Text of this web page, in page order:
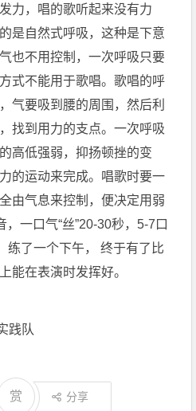
力，唱的歌听起来没有力
是自然式呼吸，这种是下意
也不用控制，一次呼吸只要
式不能用于歌唱。歌唱的呼
气要吸到腰的周围，然后利
找到用力的支点。一次呼吸
高低强弱，抑扬顿挫的变
的运动来完成。唱歌时要一
由气息来控制，便决定用弱
，一口气“丝”20-30秒，5-7口
练了一个下午， 终于有了比
能在表演时发挥好。
践队
赏 分享